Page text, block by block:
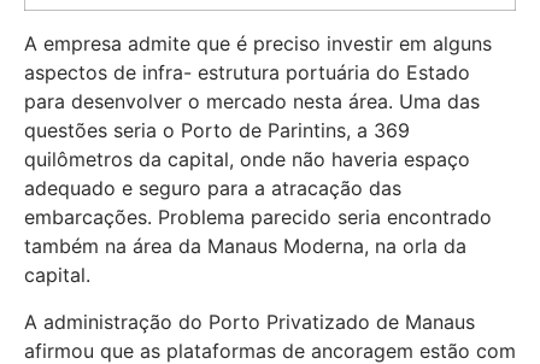
A empresa admite que é preciso investir em alguns
aspectos de infra- estrutura portuária do Estado
para desenvolver o mercado nesta área. Uma das
questões seria o Porto de Parintins, a 369
quilômetros da capital, onde não haveria espaço
adequado e seguro para a atracação das
embarcações. Problema parecido seria encontrado
também na área da Manaus Moderna, na orla da
capital.
A administração do Porto Privatizado de Manaus
afirmou que as plataformas de ancoragem estão com